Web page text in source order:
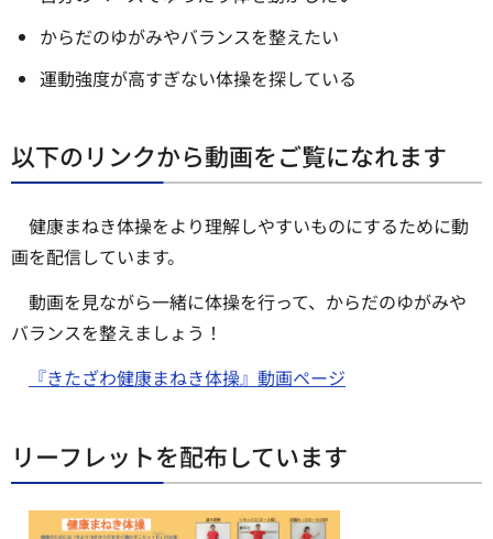
からだのゆがみやバランスを整えたい
運動強度が高すぎない体操を探している
以下のリンクから動画をご覧になれます
健康まねき体操をより理解しやすいものにするために動
画を配信しています。
動画を見ながら一緒に体操を行って、からだのゆがみや
バランスを整えましょう！
『きたざわ健康まねき体操』動画ページ
リーフレットを配布しています